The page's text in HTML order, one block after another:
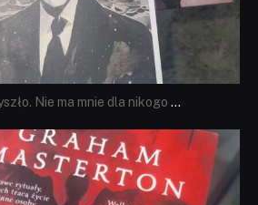
Nie ma mnie dla nikogo ...
dobryhorror
Sie 23